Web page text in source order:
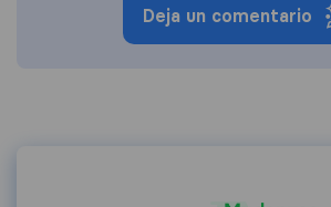
Deja un comentario